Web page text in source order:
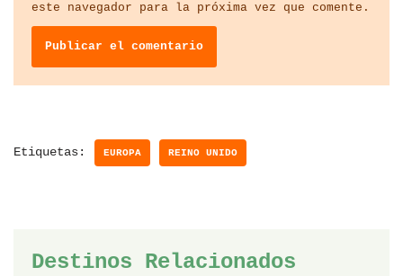
este navegador para la próxima vez que comente.
Etiquetas: EUROPA REINO UNIDO
Destinos Relacionados